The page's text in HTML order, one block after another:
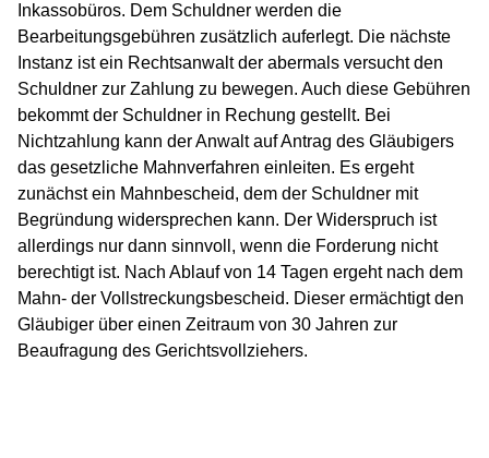
Inkassobüros. Dem Schuldner werden die
Bearbeitungsgebühren zusätzlich auferlegt. Die nächste
Instanz ist ein Rechtsanwalt der abermals versucht den
Schuldner zur Zahlung zu bewegen. Auch diese Gebühren
bekommt der Schuldner in Rechung gestellt. Bei
Nichtzahlung kann der Anwalt auf Antrag des Gläubigers
das gesetzliche Mahnverfahren einleiten. Es ergeht
zunächst ein Mahnbescheid, dem der Schuldner mit
Begründung widersprechen kann. Der Widerspruch ist
allerdings nur dann sinnvoll, wenn die Forderung nicht
berechtigt ist. Nach Ablauf von 14 Tagen ergeht nach dem
Mahn- der Vollstreckungsbescheid. Dieser ermächtigt den
Gläubiger über einen Zeitraum von 30 Jahren zur
Beaufragung des Gerichtsvollziehers.